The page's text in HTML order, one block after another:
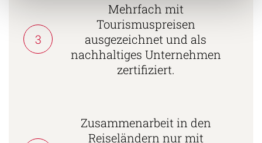
3
Mehrfach mit
Tourismuspreisen
ausgezeichnet und als
nachhaltiges Unternehmen
zertifiziert.
Zusammenarbeit in den
Reiseländern nur mit